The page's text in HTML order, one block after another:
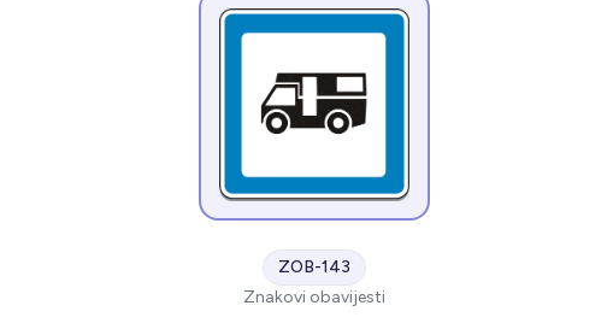
ZOB-143
Znakovi obavijesti